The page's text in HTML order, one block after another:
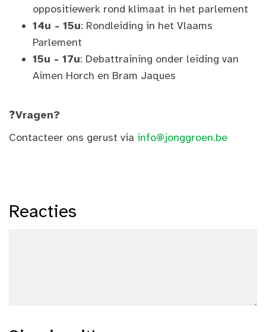
oppositiewerk rond klimaat in het parlement
14u - 15u: Rondleiding in het Vlaams
Parlement
15u - 17u: Debattraining onder leiding van
Aimen Horch en Bram Jaques
❓Vragen?
Contacteer ons gerust via info@jonggroen.be
Reacties